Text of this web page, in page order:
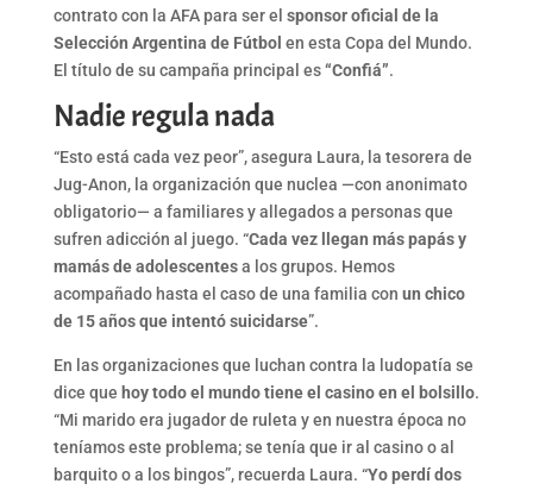
contrato con la AFA para ser el sponsor oficial de la
Selección Argentina de Fútbol en esta Copa del Mundo.
El título de su campaña principal es“Confiá”.
Nadie regula nada
“Esto está cada vez peor”, asegura Laura, la tesorera de
Jug-Anon, la organización que nuclea —con anonimato
obligatorio— a familiares y allegados a personas que
sufren adicción al juego. “Cada vez llegan más papás y
mamás de adolescentesa los grupos. Hemos
acompañado hasta el caso de una familia con un chico
de 15 años que intentó suicidarse”.
En las organizaciones que luchan contra la ludopatía se
dice que hoy todo el mundo tiene el casino en el bolsillo.
“Mi marido era jugador de ruleta y en nuestra época no
teníamos este problema; se tenía que ir al casino o al
barquito o a los bingos”, recuerda Laura. “Yo perdí dos